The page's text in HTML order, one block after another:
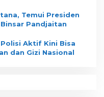
Temui Presiden
Pandjaitan
Aktif Kini Bisa
dan Gizi Nasional